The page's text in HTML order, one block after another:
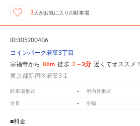
3 人がお気に入りの駐車場
ID:305200406
コインパーク若葉3丁目
宗福寺から 86m 徒歩 2～3分 近くてオススメ！
東京都新宿区若葉3-1
駐車場形式 - 屋内外形式
全長 - 全幅
■料金